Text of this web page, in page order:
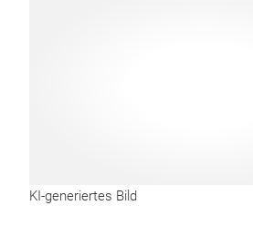
KI-generiertes Bild